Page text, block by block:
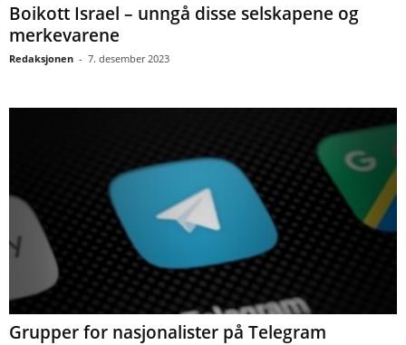
Boikott Israel – unngå disse selskapene og
merkevarene
Redaksjonen - 7. desember 2023
Grupper for nasjonalister på Telegram